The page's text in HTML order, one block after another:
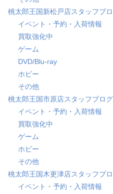
桃太郎王国新松戸店スタッフブ
イベント・予約・入荷情報
買取強化中
ゲーム
DVD/Blu-ray
ホビー
その他
桃太郎王国市原店スタッフブログ
イベント・予約・入荷情報
買取強化中
ゲーム
ホビー
その他
桃太郎王国木更津店スタッフブ
イベント・予約・入荷情報